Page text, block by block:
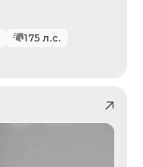
175 л.с.